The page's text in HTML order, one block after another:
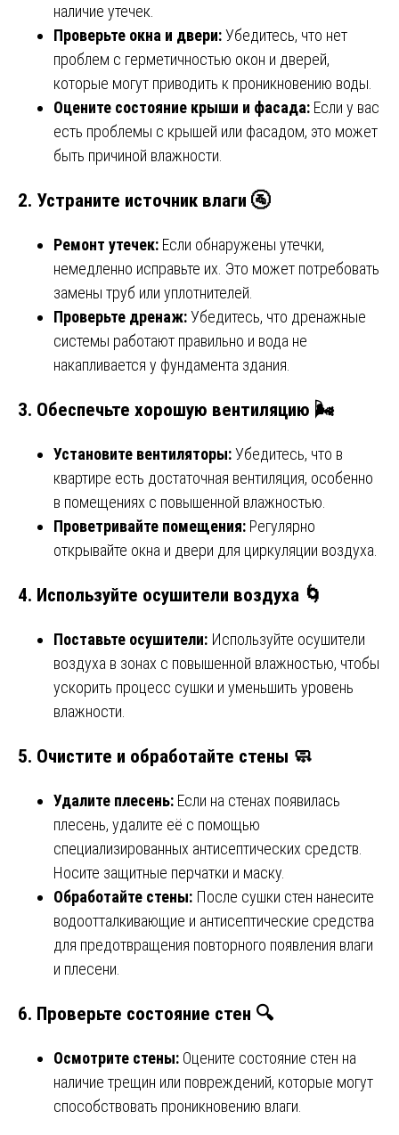
наличие утечек.
Проверьте окна и двери:Убедитесь, что нет
проблем с герметичностью окон и дверей,
которые могут приводить к проникновению воды.
Оцените состояние крыши и фасада: Если у вас
есть проблемы с крышей или фасадом, это может
быть причиной влажности.
2. Устраните источник влаги 🚰
Ремонт утечек: Если обнаружены утечки,
немедленно исправьте их. Это может потребовать
замены труб или уплотнителей.
Проверьте дренаж:Убедитесь, что дренажные
системы работают правильно и вода не
накапливается у фундамента здания.
3. Обеспечьте хорошую вентиляцию 🌬️
Установите вентиляторы:Убедитесь, что в
квартире есть достаточная вентиляция, особенно
в помещениях с повышенной влажностью.
Проветривайте помещения: Регулярно
открывайте окна и двери для циркуляции воздуха.
4. Используйте осушители воздуха 🌀
Поставьте осушители: Используйте осушители
воздуха в зонах с повышенной влажностью, чтобы
ускорить процесс сушки и уменьшить уровень
влажности.
5. Очистите и обработайте стены 🧼
Удалите плесень: Если на стенах появилась
плесень, удалите её с помощью
специализированных антисептических средств.
Носите защитные перчатки и маску.
Обработайте стены: После сушки стен нанесите
водоотталкивающие и антисептические средства
для предотвращения повторного появления влаги
и плесени.
6. Проверьте состояние стен 🔍
Осмотрите стены: Оцените состояние стен на
наличие трещин или повреждений, которые могут
способствовать проникновению влаги.